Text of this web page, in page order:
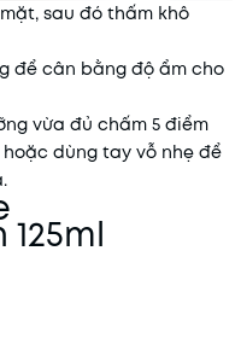
sau đó thấm khô
để cân bằng độ ẩm cho
vừa đủ chấm 5 điểm
dùng tay vỗ nhẹ để